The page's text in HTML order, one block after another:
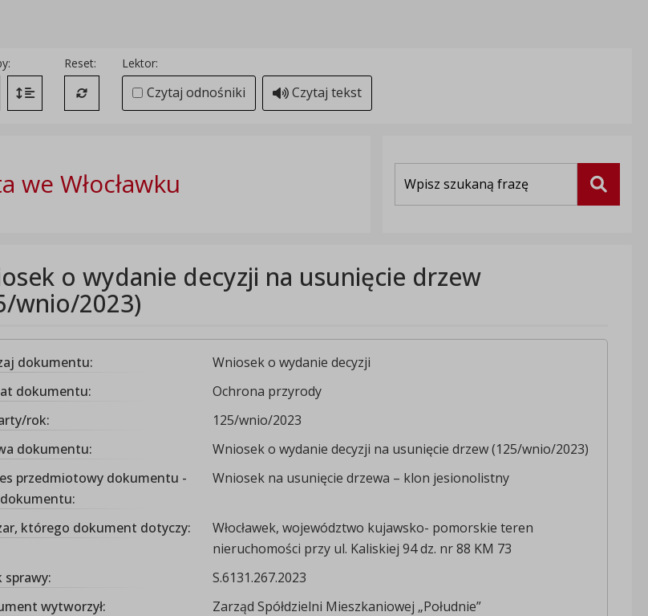
odstęp między literami
Zmień interlinię i margines między paragrafami
Reset:
Przywróć ustawienia domyślne
Lektor:
Czytaj odnośniki Czytaj tekst
we Włocławku Szukaj
o wydanie decyzji na usunięcie drzew
wnio/2023)
dokumentu:
Wniosek o wydanie decyzji
dokumentu:
Ochrona przyrody
rok:
125/wnio/2023
dokumentu:
Wniosek o wydanie decyzji na usunięcie drzew (125/wnio/2023)
przedmiotowy dokumentu -
Wniosek na usunięcie drzewa – klon jesionolistny
którego dokument dotyczy:
Włocławek, województwo kujawsko- pomorskie teren
nieruchomości przy ul. Kaliskiej 94 dz. nr 88 KM 73
sprawy:
S.6131.267.2023
wytworzył:
Zarząd Spółdzielni Mieszkaniowej „Południe”